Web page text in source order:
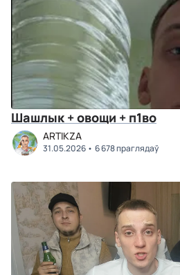
Шашлык + овощи + п1во
ARTIKZA
31.05.2026 6 678 праглядаў